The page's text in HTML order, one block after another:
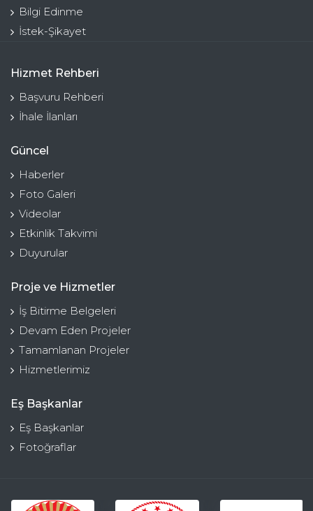
Bilgi Edinme
İstek-Şikayet
Hizmet Rehberi
Başvuru Rehberi
İhale İlanları
Güncel
Haberler
Foto Galeri
Videolar
Etkinlik Takvimi
Duyurular
Proje ve Hizmetler
İş Bitirme Belgeleri
Devam Eden Projeler
Tamamlanan Projeler
Hizmetlerimiz
Eş Başkanlar
Eş Başkanlar
Fotoğraflar